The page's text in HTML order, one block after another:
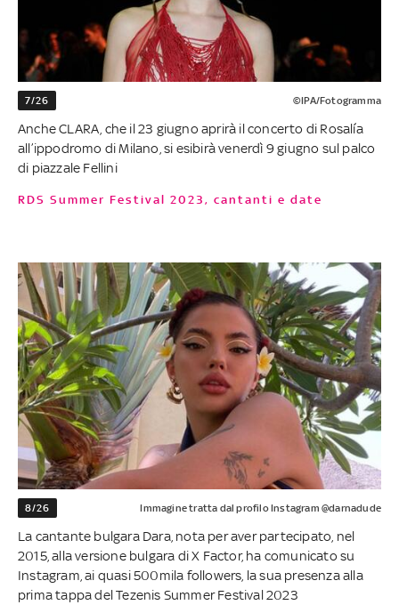
7/26 ©IPA/Fotogramma
Anche CLARA, che il 23 giugno aprirà il concerto di Rosalía
all’ippodromo di Milano, si esibirà venerdì 9 giugno sul palco
di piazzale Fellini
RDS Summer Festival 2023, cantanti e date
8/26 Immagine tratta dal profilo Instagram @darnadude
La cantante bulgara Dara, nota per aver partecipato, nel
2015, alla versione bulgara di X Factor, ha comunicato su
Instagram, ai quasi 500mila followers, la sua presenza alla
prima tappa del Tezenis Summer Festival 2023